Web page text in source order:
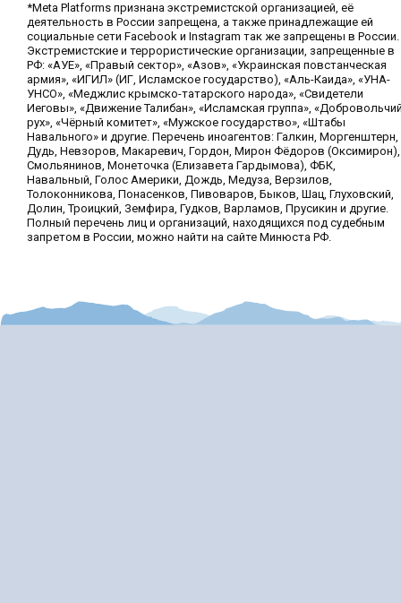
*Meta Platforms признана экстремистской организацией, её
деятельность в России запрещена, а также принадлежащие ей
социальные сети Facebook и Instagram так же запрещены в России.
Экстремистские и террористические организации, запрещенные в
РФ: «АУЕ», «Правый сектор», «Азов», «Украинская повстанческая
армия», «ИГИЛ» (ИГ, Исламское государство), «Аль-Каида», «УНА-
УНСО», «Меджлис крымско-татарского народа», «Свидетели
Иеговы», «Движение Талибан», «Исламская группа»,
рух», «Чёрный комитет», «Мужское государство», «Штабы
Навального» и другие. Перечень иноагентов: Галкин, Моргенштерн,
Дудь, Невзоров, Макаревич, Гордон, Мирон Фёдоров (Оксимирон),
Смольянинов, Монеточка (Елизавета Гардымова), ФБК,
Навальный, Голос Америки, Дождь, Медуза, Верзилов,
Толоконникова, Понасенков, Пивоваров, Быков, Шац, Глуховский,
Долин, Троицкий, Земфира, Гудков, Варламов, Прусикин и другие.
Полный перечень лиц и организаций, находящихся под судебным
запретом в России, можно найти на сайте Минюста РФ.